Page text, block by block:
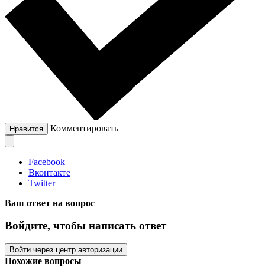
Нравится Комментировать
Facebook
Вконтакте
Twitter
Ваш ответ на вопрос
Войдите, чтобы написать ответ
Войти через центр авторизации
Похожие вопросы